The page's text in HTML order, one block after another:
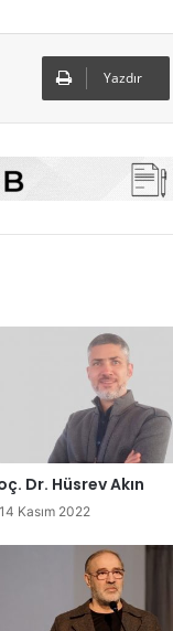
Yazdır
Dr. Hüsrev Akın
14 Kasım 2022